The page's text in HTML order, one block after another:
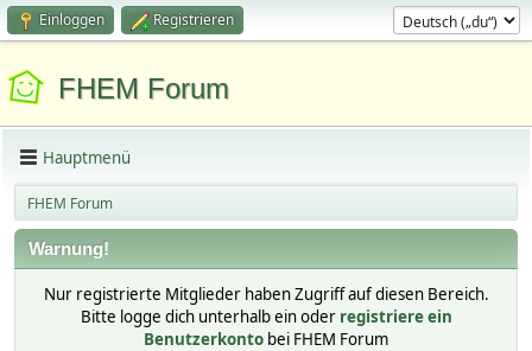
Einloggen Registrieren
FHEM Forum
Hauptmenü
FHEM Forum
Warnung!
Nur registrierte Mitglieder haben Zugriff auf diesen Bereich.
Bitte logge dich unterhalb ein oder registriere ein
Benutzerkonto bei FHEM Forum